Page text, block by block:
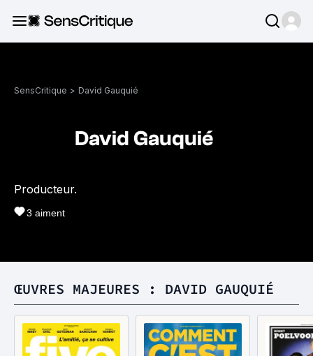
SensCritique > David Gauquié
David Gauquié
Producteur.
3 aiment
ŒUVRES MAJEURES : DAVID GAUQUIÉ